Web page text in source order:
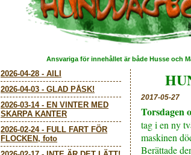
Ansvariga för innehållet är både Husse och
2026-04-28 - AILI
2026-04-03 - GLAD PÅSK!
2026-03-14- EN VINTER MED
SKARPA KANTER
2026-02-24- FULL FART FÖR
FLOCKEN, foto
2017-05-27
Torsdagen
tag i en ny
maskinen
Berättade